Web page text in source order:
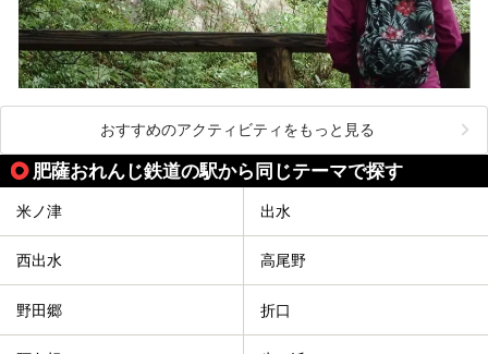
おすすめのアクティビティをもっと見る
肥薩おれんじ鉄道の駅から同じテーマで探す
米ノ津 出水
西出水 高尾野
野田郷 折口